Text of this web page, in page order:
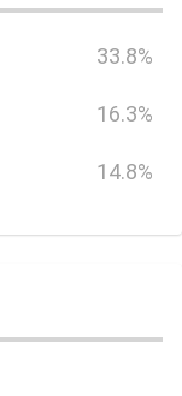
33.8%
16.3%
14.8%